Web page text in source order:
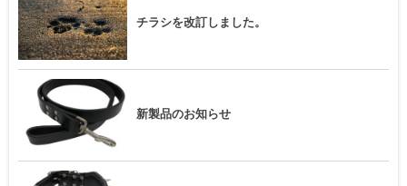
チラシを改訂しました。
新製品のお知らせ